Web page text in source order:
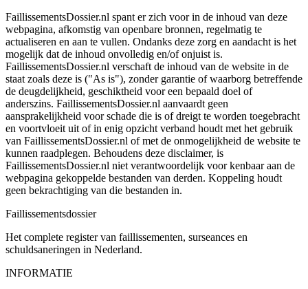
FaillissementsDossier.nl spant er zich voor in de inhoud van deze
webpagina, afkomstig van openbare bronnen, regelmatig te
actualiseren en aan te vullen. Ondanks deze zorg en aandacht is het
mogelijk dat de inhoud onvolledig en/of onjuist is.
FaillissementsDossier.nl verschaft de inhoud van de website in de
staat zoals deze is ("As is"), zonder garantie of waarborg betreffende
de deugdelijkheid, geschiktheid voor een bepaald doel of
anderszins. FaillissementsDossier.nl aanvaardt geen
aansprakelijkheid voor schade die is of dreigt te worden toegebracht
en voortvloeit uit of in enig opzicht verband houdt met het gebruik
van FaillissementsDossier.nl of met de onmogelijkheid de website te
kunnen raadplegen. Behoudens deze disclaimer, is
FaillissementsDossier.nl niet verantwoordelijk voor kenbaar aan de
webpagina gekoppelde bestanden van derden. Koppeling houdt
geen bekrachtiging van die bestanden in.
Faillissementsdossier
Het complete register van faillissementen, surseances en
schuldsaneringen in Nederland.
INFORMATIE